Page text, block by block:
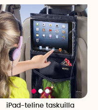
iPad-teline taskuilla